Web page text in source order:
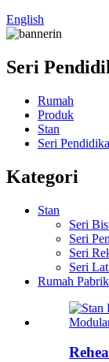
English
Seri
Rumah
Produk
Stan
Seri
Kategori
Stan
Seri
Seri
Seri
Seri
Rumah